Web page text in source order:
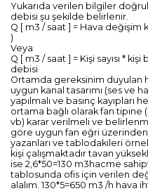
Yukarıda verilen bilgiler
debisi şu şekilde belirlenir.
Q [ m3 / saat ] = Hava değişim
)
Veya
Q [ m3 / saat ] = Kişi sayısı *
debisi
Ortamda gereksinim duyulan
uygun kanal tasarımı (ses ve
yapılmalı ve basınç kayıpları
ortama bağlı olarak fan tipine
vb) karar verilmeli ve
göre uygun fan eğri
yazanları ve tablodakileri
kişi çalışmaktadır tavan
ise 2,6*50=130 m3hacme
tablosunda ofis için verilen
alalım. 130*5=650 m3 /h hava